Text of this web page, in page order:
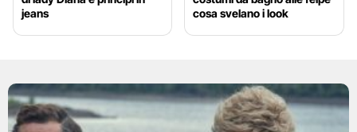
jeans
cosa svelano i look